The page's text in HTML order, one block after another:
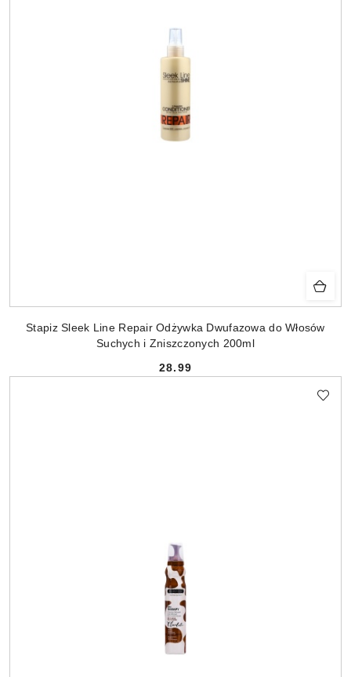
Stapiz Sleek Line Repair Odżywka Dwufazowa do Włosów
Suchych i Zniszczonych 200ml
Cena:
28.99